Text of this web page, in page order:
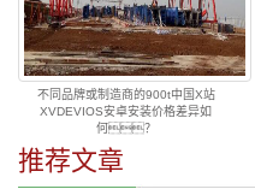
不同品牌或制造商的900t中国X站
XVDEVIOS安卓安装价格差异如
何？
推荐文章